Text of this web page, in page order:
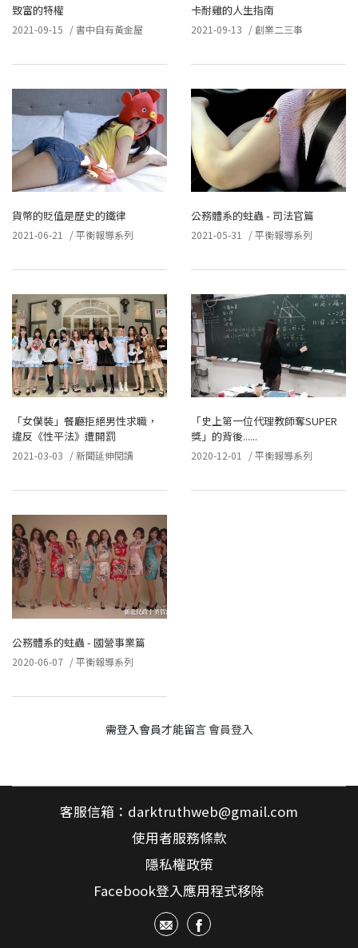
致富的特權
2021-09-15 /書中自有黃金屋
卡耐雞的人生指南
2021-09-13 /創業二三事
貨幣的貶值是歷史的鐵律
2021-06-21 /平衡報導系列
公務體系的蛀蟲 - 司法官篇
2021-05-31 /平衡報導系列
「女僕裝」餐廳拒絕男性求職，
違反《性平法》遭開罰
2021-03-03 /新聞延伸閱讀
「史上第一位代理教師奪SUPER
獎」的背後......
2020-12-01 /平衡報導系列
公務體系的蛀蟲 - 國營事業篇
2020-06-07 /平衡報導系列
需登入會員才能留言會員登入
客服信箱： darktruthweb@gmail.com
使用者服務條款
隱私權政策
Facebook登入應用程式移除